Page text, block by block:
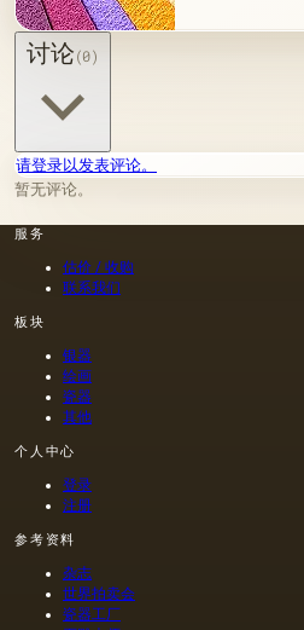
讨论(0)
请登录以发表评论。
暂无评论。
服务
估价 / 收购
联系我们
板块
银器
绘画
瓷器
其他
个人中心
登录
注册
参考资料
杂志
世界拍卖会
瓷器工厂